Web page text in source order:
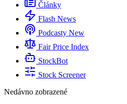
Články
Flash News
Podcasty New
Fair Price Index
StockBot
Stock Screener
Nedávno zobrazené